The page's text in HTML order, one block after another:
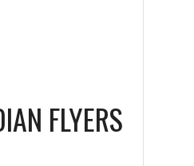
FLYERS